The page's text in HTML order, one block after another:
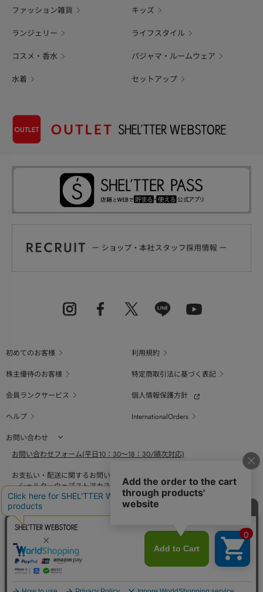
ファッション雑貨 キッズ
ランジェリー ライフスタイル
コスメ・香水 パジャマ・ルームウェア
水着 セットアップ
初めてのお客様
利用規約
株主優待のお客様
特定商取引法に基づく表記
会員ランクサービス
個人情報保護方針
ヘルプ
InternationalOrders
お問い合わせ
お問い合わせフォーム(平日10：30～18：30/順次対応)
お支払い・配送に関するお問い合わせ（平日10：30～18：00）
シェルターウェブストアカスタマーセンター
0800-123-6820
商品の素材、サイズ、仕様等に関するお問い合せ（平日10：30～18：00）
バロックジャパンリミテッドコールセンター
03-6730-9191
BAROQUE JAPAN LIMITED
採用情報